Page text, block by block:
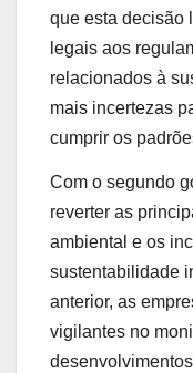
que esta decisão
legais aos
relacionados à
mais incertezas
cumprir os
Com o segundo
reverter as
ambiental e os
sustentabilidade
anterior, as
vigilantes no